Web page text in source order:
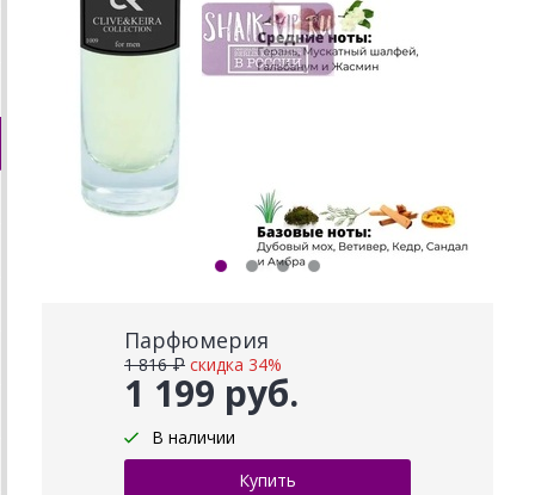
Парфюмерия
1 199 руб.
1 816 ₽ скидка 34%
В наличии